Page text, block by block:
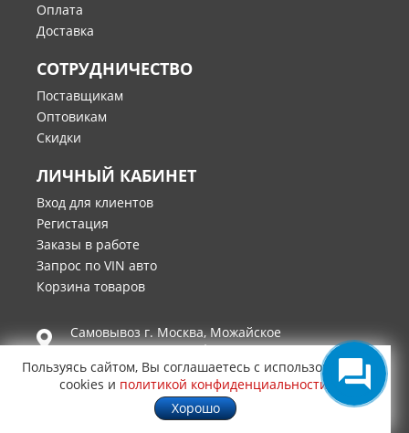
Оплата
Доставка
СОТРУДНИЧЕСТВО
Поставщикам
Оптовикам
Скидки
ЛИЧНЫЙ КАБИНЕТ
Вход для клиентов
Регистация
Заказы в работе
Запрос по VIN авто
Корзина товаров
Самовывоз г.Москва,Можайское
шоссе, д.25, этаж 1, офис 119/3
8 (495) 984-46-55
8 (925) 507-75-56
Пользуясь сайтом, Вы соглашаетесь с использованием
cookies и политикой конфиденциальности
Хорошо